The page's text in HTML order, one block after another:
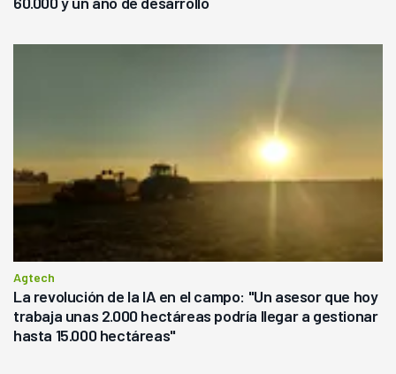
Agtech
La revolución de la IA en el campo: "Un asesor que hoy
trabaja unas 2.000 hectáreas podría llegar a gestionar
hasta 15.000 hectáreas"